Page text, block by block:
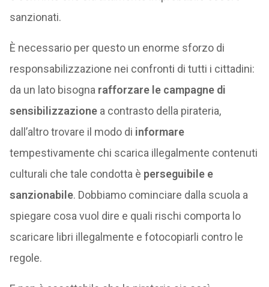
sanzionati.
È necessario per questo un enorme sforzo di
responsabilizzazione nei confronti di tutti i cittadini:
da un lato bisogna rafforzare le campagne di
sensibilizzazionea contrasto della pirateria,
dall’altro trovare il modo di informare
tempestivamente chi scarica illegalmente contenuti
culturali che tale condotta è perseguibile e
sanzionabile. Dobbiamo cominciare dalla scuola a
spiegare cosa vuol dire e quali rischi comporta lo
scaricare libri illegalmente e fotocopiarli contro le
regole.